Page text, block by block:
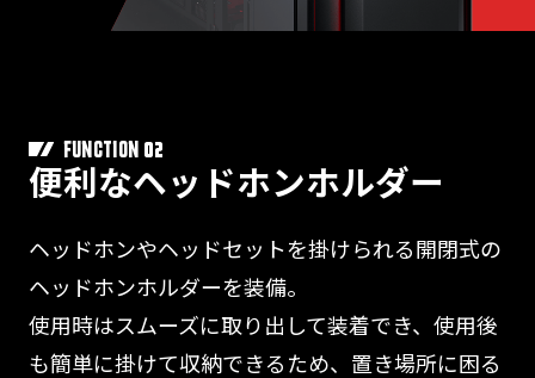
FUNCTION 02
便利なヘッドホンホルダー
ヘッドホンやヘッドセットを掛けられる開閉式の
ヘッドホンホルダーを装備。
使用時はスムーズに取り出して装着でき、使用後
も簡単に掛けて収納できるため、置き場所に困る